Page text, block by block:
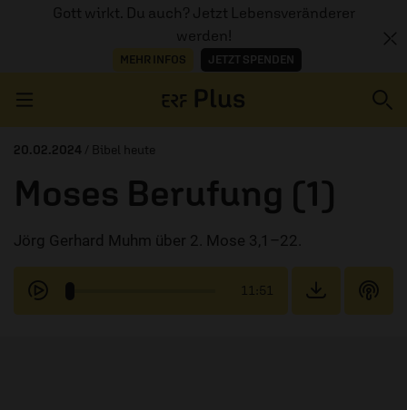
Gott wirkt. Du auch? Jetzt Lebensveränderer
werden!
MEHR INFOS JETZT SPENDEN
AUDIOTHEK
PROGRAMM
20.02.2024 / Bibel heute
Moses Berufung (1)
Jörg Gerhard Muhm über 2. Mose 3,1–22.
11:51